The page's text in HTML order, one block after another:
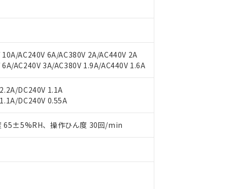
AC240V 6A/AC380V 2A/AC440V 2A
AC240V 3A/AC380V 1.9A/AC440V 1.6A
DC240V 1.1A
DC240V 0.55A
65±5%RH、操作ひん度 30回/min
うえご利用ください。
業取扱商品の当社在庫状況および標準価格(税抜)を提供させていただ
は、記載している更新日時点での社内データに基づき作成されるも
際の在庫および標準価格とは異なる場合があることをご了承くださ
お客様のお取引先、またはお客様担当のオムロン制御機器販売店・
売拠点は「
サービス）をご利用いただくには、I-Webメンバーズにご登録され
、有害物質有無と関係のない商品です。
していたものが、含有品と判明した場合などやむを得ず変更すること
、 カドミウム(Cd) 100ppm以下、
ェニル類(PBB) 1000ppm以下、ポリ臭化ジフェニルエーテル類(PBDE) 1000ppm以下、
DOP) 1000ppm以下、フタル酸ブチルベンジル（BBP） 1000ppm以下、フタル酸ジブチ
ル (DIBP) 1000ppm以下
対する適用除外項目は除く。
予定月が前後することがあります。
の基準値を超えていることを示します。
お問い合わせください。
カドミウム) : 100ppm、
ビフェニル類) : 1000ppm、 PBDEs(ポリ臭化ジフェニルエーテル類) : 1000ppm、
ル酸ジイソブチル) : 1000ppm、 BBP(フタル酸ブチルベンジル) : 1000ppm、
が基準値以下であることを示します。
害物質が外部に漏えいし、環境に深刻な影響を及ぼさない年数を意
外国為替および外国貿易法に定める商品（以下｢規制貨物等」とい
。
、完全に破砕するなど、違法に輸出されないよう必要な手段を講じ
する場合は、上記1、2および3の内容を当該第三者に通知します。
係わる関係者が違法に輸出するおそれがある場合は、取り引きをい
あり
ついては、お客様のお取引先、またはお客様担当のオムロン制御
確認ください)